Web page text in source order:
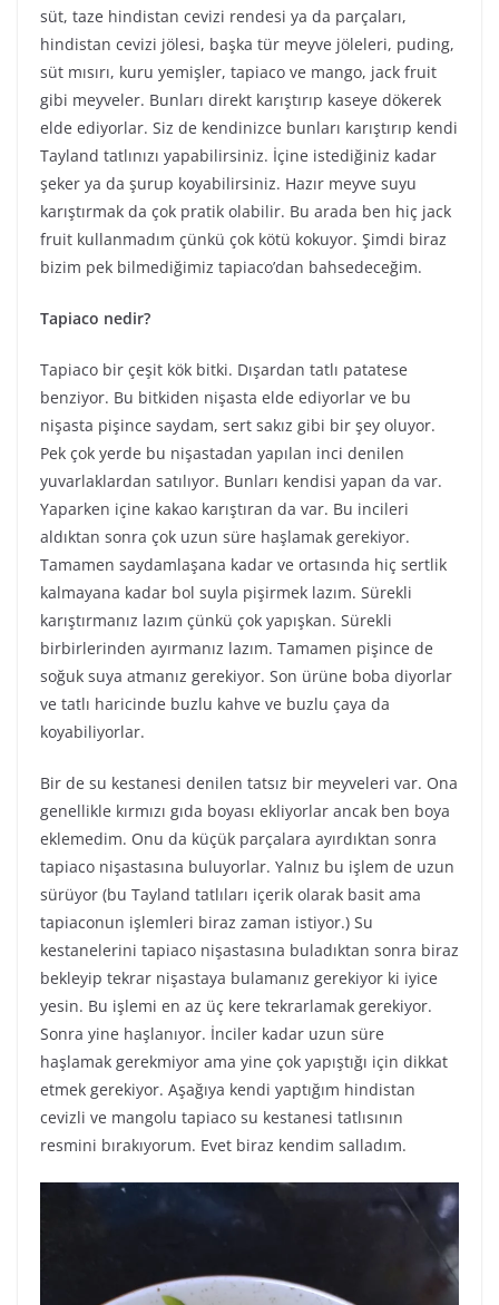
süt, taze hindistan cevizi rendesi ya da parçaları,
hindistan cevizi jölesi, başka tür meyve jöleleri, puding,
süt mısırı, kuru yemişler, tapiaco ve mango, jack fruit
gibi meyveler. Bunları direkt karıştırıp kaseye dökerek
elde ediyorlar. Siz de kendinizce bunları karıştırıp kendi
Tayland tatlınızı yapabilirsiniz. İçine istediğiniz kadar
şeker ya da şurup koyabilirsiniz. Hazır meyve suyu
karıştırmak da çok pratik olabilir. Bu arada ben hiç jack
fruit kullanmadım çünkü çok kötü kokuyor. Şimdi biraz
bizim pek bilmediğimiz tapiaco’dan bahsedeceğim.
Tapiaco nedir?
Tapiaco bir çeşit kök bitki. Dışardan tatlı patatese
benziyor. Bu bitkiden nişasta elde ediyorlar ve bu
nişasta pişince saydam, sert sakız gibi bir şey oluyor.
Pek çok yerde bu nişastadan yapılan inci denilen
yuvarlaklardan satılıyor. Bunları kendisi yapan da var.
Yaparken içine kakao karıştıran da var. Bu incileri
aldıktan sonra çok uzun süre haşlamak gerekiyor.
Tamamen saydamlaşana kadar ve ortasında hiç sertlik
kalmayana kadar bol suyla pişirmek lazım. Sürekli
karıştırmanız lazım çünkü çok yapışkan. Sürekli
birbirlerinden ayırmanız lazım. Tamamen pişince de
soğuk suya atmanız gerekiyor. Son ürüne boba diyorlar
ve tatlı haricinde buzlu kahve ve buzlu çaya da
koyabiliyorlar.
Bir de su kestanesi denilen tatsız bir meyveleri var. Ona
genellikle kırmızı gıda boyası ekliyorlar ancak ben boya
eklemedim. Onu da küçük parçalara ayırdıktan sonra
tapiaco nişastasına buluyorlar. Yalnız bu işlem de uzun
sürüyor (bu Tayland tatlıları içerik olarak basit ama
tapiaconun işlemleri biraz zaman istiyor.) Su
kestanelerini tapiaco nişastasına buladıktan sonra biraz
bekleyip tekrar nişastaya bulamanız gerekiyor ki iyice
yesin. Bu işlemi en az üç kere tekrarlamak gerekiyor.
Sonra yine haşlanıyor. İnciler kadar uzun süre
haşlamak gerekmiyor ama yine çok yapıştığı için dikkat
etmek gerekiyor. Aşağıya kendi yaptığım hindistan
cevizli ve mangolu tapiaco su kestanesi tatlısının
resmini bırakıyorum. Evet biraz kendim salladım.